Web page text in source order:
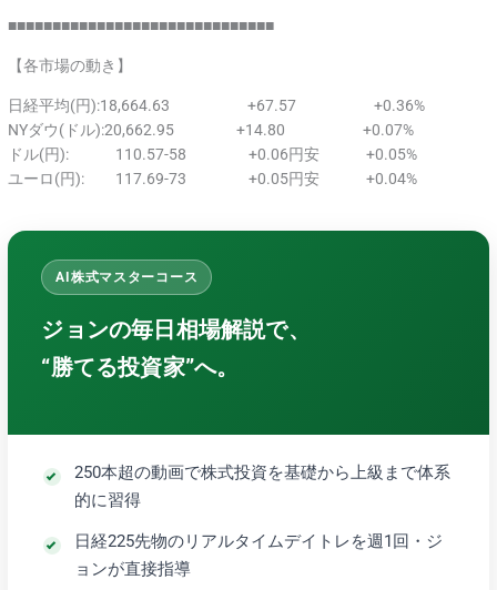
■■■■■■■■■■■■■■■■■■■■■■■■■■■■■■
【各市場の動き】
日経平均(円):18,664.63 +67.57 +0.36%
NYダウ(ドル):20,662.95 +14.80 +0.07%
ドル(円): 110.57-58 +0.06円安 +0.05%
ユーロ(円): 117.69-73 +0.05円安 +0.04%
AI株式マスターコース
ジョンの毎日相場解説で、
“勝てる投資家”へ。
250本超の動画で株式投資を基礎から上級まで体系
的に習得
日経225先物のリアルタイムデイトレを週1回・ジ
ョンが直接指導